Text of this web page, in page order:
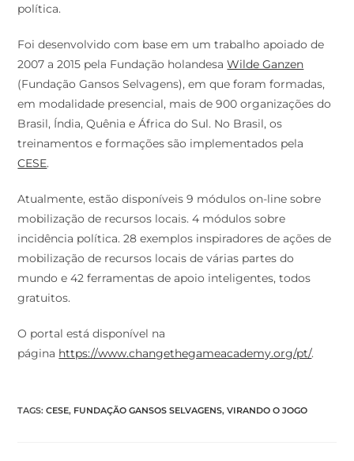
política.
Foi desenvolvido com base em um trabalho apoiado de
2007 a 2015 pela Fundação holandesaWilde Ganzen
(Fundação Gansos Selvagens), em que foram formadas,
em modalidade presencial, mais de 900 organizações do
Brasil, Índia, Quênia e África do Sul. No Brasil, os
treinamentos e formações são implementados pela
CESE.
Atualmente, estão disponíveis 9 módulos on-line sobre
mobilização de recursos locais. 4 módulos sobre
incidência política. 28 exemplos inspiradores de ações de
mobilização de recursos locais de várias partes do
mundo e 42 ferramentas de apoio inteligentes, todos
gratuitos.
O portal está disponível na
página https://www.changethegameacademy.org/pt/.
TAGS:CESE, FUNDAÇÃO GANSOS SELVAGENS, VIRANDO O JOGO